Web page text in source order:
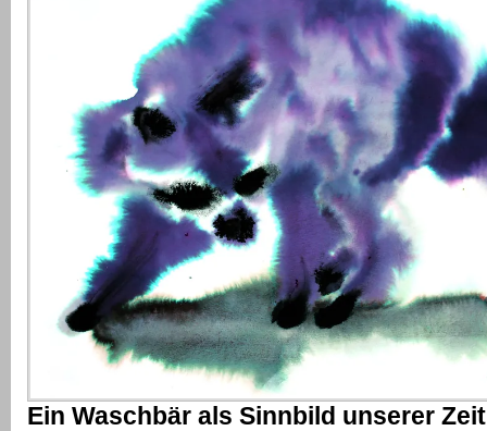
Ein Waschbär als Sinnbild unserer Zeit